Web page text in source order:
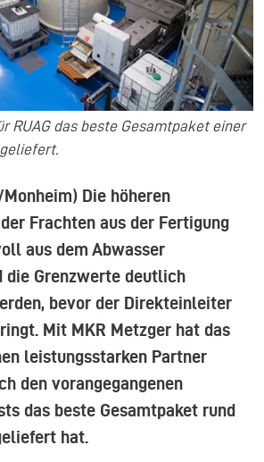
RUAG das beste Gesamtpaket einer
Die höheren
Frachten aus der Fertigung
aus dem Abwasser
die Grenzwerte deutlich
bevor der Direkteinleiter
Mit MKR Metzger hat das
leistungsstarken Partner
den vorangegangenen
das beste Gesamtpaket rund
hat.